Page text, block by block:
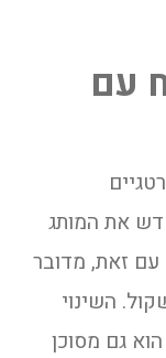
עם
את המותג
זאת, מדובר
השינוי
גם מסוכן